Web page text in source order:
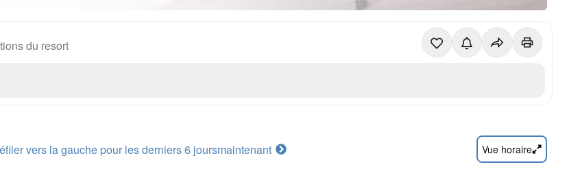
du resort
vers la gauche pour les derniers 6 joursmaintenant Vue horaire